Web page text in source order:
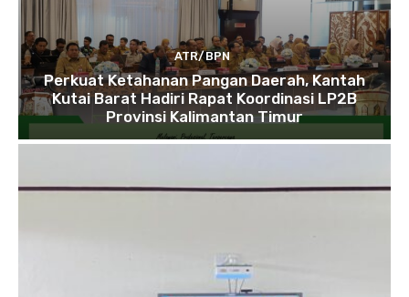
ATR/BPN
Perkuat Ketahanan Pangan Daerah, Kantah
Kutai Barat Hadiri Rapat Koordinasi LP2B
Provinsi Kalimantan Timur